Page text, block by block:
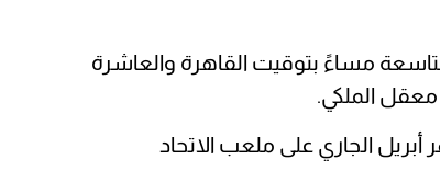
مساءً بتوقيت القاهرة والعاشرة
معقل الملكي.